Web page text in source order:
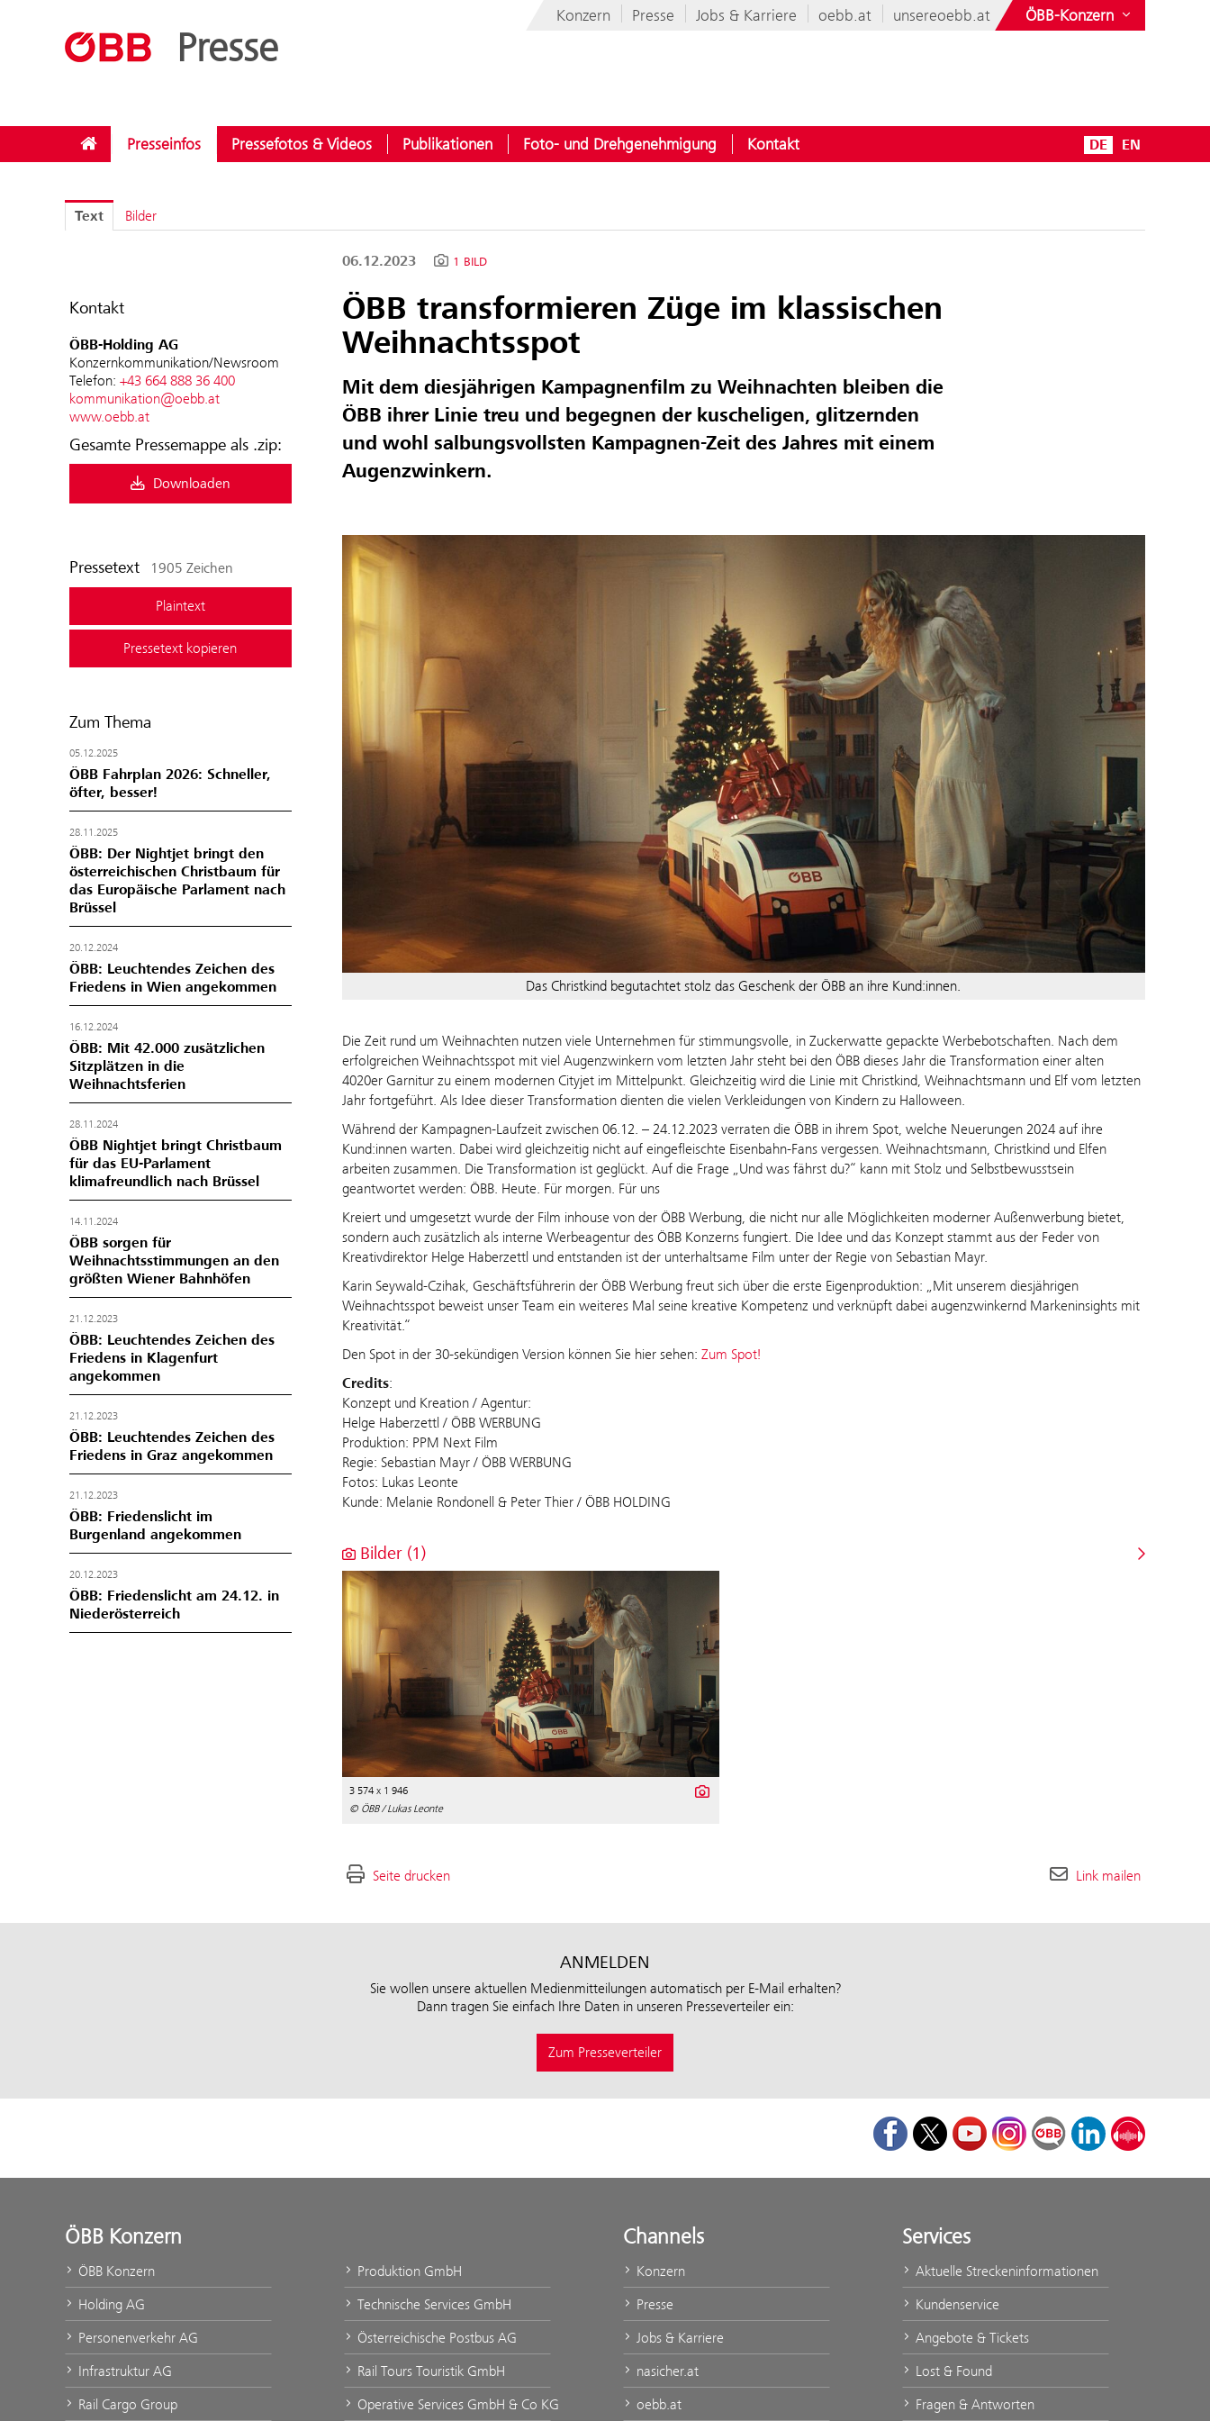
Presse
Konzern Presse Jobs & Karriere oebb.at unsereoebb.at ÖBB-Konzern
Presseinfos Pressefotos & Videos Publikationen Foto- und Drehgenehmigung Kontakt DE EN
Text Bilder
Kontakt
ÖBB-Holding AG
Konzernkommunikation/Newsroom
Telefon: +43 664 888 36 400
kommunikation@oebb.at
www.oebb.at
Gesamte Pressemappe als .zip:
Downloaden
Pressetext 1905 Zeichen
Plaintext
Pressetext kopieren
Zum Thema
05.12.2025
ÖBB Fahrplan 2026: Schneller,
öfter, besser!
28.11.2025
ÖBB: Der Nightjet bringt den
österreichischen Christbaum für
das Europäische Parlament nach
Brüssel
20.12.2024
ÖBB: Leuchtendes Zeichen des
Friedens in Wien angekommen
16.12.2024
ÖBB: Mit 42.000 zusätzlichen
Sitzplätzen in die
Weihnachtsferien
28.11.2024
ÖBB Nightjet bringt Christbaum
für das EU-Parlament
klimafreundlich nach Brüssel
14.11.2024
ÖBB sorgen für
Weihnachtsstimmungen an den
größten Wiener Bahnhöfen
21.12.2023
ÖBB: Leuchtendes Zeichen des
Friedens in Klagenfurt
angekommen
21.12.2023
ÖBB: Leuchtendes Zeichen des
Friedens in Graz angekommen
21.12.2023
ÖBB: Friedenslicht im
Burgenland angekommen
20.12.2023
ÖBB: Friedenslicht am 24.12. in
Niederösterreich
06.12.2023 1 BILD
ÖBB transformieren Züge im klassischen
Weihnachtsspot
Mit dem diesjährigen Kampagnenfilm zu Weihnachten bleiben die
ÖBB ihrer Linie treu und begegnen der kuscheligen, glitzernden
und wohl salbungsvollsten Kampagnen-Zeit des Jahres mit einem
Augenzwinkern.
Das Christkind begutachtet stolz das Geschenk der ÖBB an ihre Kund:innen.
Die Zeit rund um Weihnachten nutzen viele Unternehmen für stimmungsvolle, in Zuckerwatte gepackte Werbebotschaften. Nach dem
erfolgreichen Weihnachtsspot mit viel Augenzwinkern vom letzten Jahr steht bei den ÖBB dieses Jahr die Transformation einer alten
4020er Garnitur zu einem modernen Cityjet im Mittelpunkt. Gleichzeitig wird die Linie mit Christkind, Weihnachtsmann und Elf vom letzten
Jahr fortgeführt. Als Idee dieser Transformation dienten die vielen Verkleidungen von Kindern zu Halloween.
Während der Kampagnen-Laufzeit zwischen 06.12. – 24.12.2023 verraten die ÖBB in ihrem Spot, welche Neuerungen 2024 auf ihre
Kund:innen warten. Dabei wird gleichzeitig nicht auf eingefleischte Eisenbahn-Fans vergessen. Weihnachtsmann, Christkind und Elfen
arbeiten zusammen. Die Transformation ist geglückt. Auf die Frage „Und was fährst du?“ kann mit Stolz und Selbstbewusstsein
geantwortet werden: ÖBB. Heute. Für morgen. Für uns
Kreiert und umgesetzt wurde der Film inhouse von der ÖBB Werbung, die nicht nur alle Möglichkeiten moderner Außenwerbung bietet,
sondern auch zusätzlich als interne Werbeagentur des ÖBB Konzerns fungiert. Die Idee und das Konzept stammt aus der Feder von
Kreativdirektor Helge Haberzettl und entstanden ist der unterhaltsame Film unter der Regie von Sebastian Mayr.
Karin Seywald-Czihak, Geschäftsführerin der ÖBB Werbung freut sich über die erste Eigenproduktion: „Mit unserem diesjährigen
Weihnachtsspot beweist unser Team ein weiteres Mal seine kreative Kompetenz und verknüpft dabei augenzwinkernd Markeninsights mit
Kreativität.“
Den Spot in der 30-sekündigen Version können Sie hier sehen: Zum Spot!
Credits:
Konzept und Kreation / Agentur:
Helge Haberzettl / ÖBB WERBUNG
Produktion: PPM Next Film
Regie: Sebastian Mayr / ÖBB WERBUNG
Fotos: Lukas Leonte
Kunde: Melanie Rondonell & Peter Thier / ÖBB HOLDING
Bilder (1)
3 574 x 1 946
© ÖBB / Lukas Leonte
Seite drucken Link mailen
ANMELDEN
Sie wollen unsere aktuellen Medienmitteilungen automatisch per E-Mail erhalten?
Dann tragen Sie einfach Ihre Daten in unseren Presseverteiler ein:
Zum Presseverteiler
FacebookTwitter YoutubeInstagramÖBB Corporate Blog
LinkedIn
ÖBB Konzern
ÖBB Konzern
Holding AG
Personenverkehr AG
Infrastruktur AG
Rail Cargo Group
Produktion GmbH
Technische Services GmbH
Österreichische Postbus AG
Rail Tours Touristik GmbH
Operative Services GmbH & Co KG
Channels
Konzern
Presse
Jobs & Karriere
nasicher.at
oebb.at
Services
Aktuelle Streckeninformationen
Kundenservice
Angebote & Tickets
Lost & Found
Fragen & Antworten